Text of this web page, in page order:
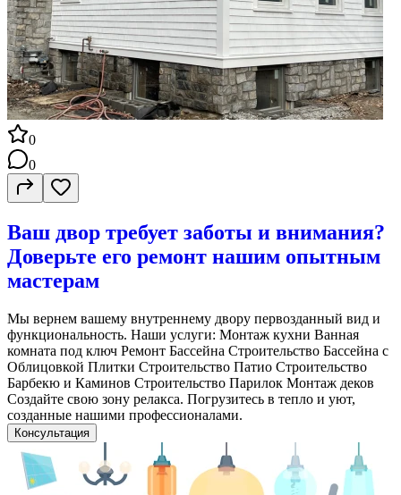
0
0
Ваш двор требует заботы и внимания?
Доверьте его ремонт нашим опытным
мастерам
Мы вернем вашему внутреннему двору первозданный вид и
функциональность. Наши услуги: Монтаж кухни Ванная
комната под ключ Ремонт Бассейна Строительство Бассейна с
Облицовкой Плитки Строительство Патио Строительство
Барбекю и Каминов Строительство Парилок Монтаж деков
Создайте свою зону релакса. Погрузитесь в тепло и уют,
созданные нашими профессионалами.
Консультация